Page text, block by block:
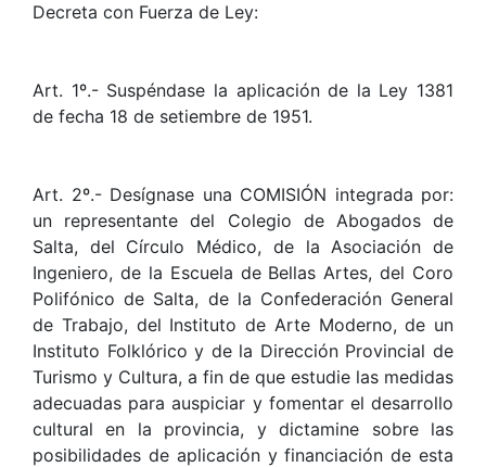
Decreta con Fuerza de Ley:
Art. 1º.- Suspéndase la aplicación de la Ley 1381
de fecha 18 de setiembre de 1951.
Art. 2º.- Desígnase una COMISIÓN integrada por:
un representante del Colegio de Abogados de
Salta, del Círculo Médico, de la Asociación de
Ingeniero, de la Escuela de Bellas Artes, del Coro
Polifónico de Salta, de la Confederación General
de Trabajo, del Instituto de Arte Moderno, de un
Instituto Folklórico y de la Dirección Provincial de
Turismo y Cultura, a fin de que estudie las medidas
adecuadas para auspiciar y fomentar el desarrollo
cultural en la provincia, y dictamine sobre las
posibilidades de aplicación y financiación de esta